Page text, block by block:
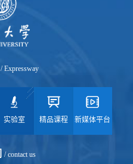
院刘畅向学...
/ Expressway
实验室 精品课程 新媒体平台
/ contact us